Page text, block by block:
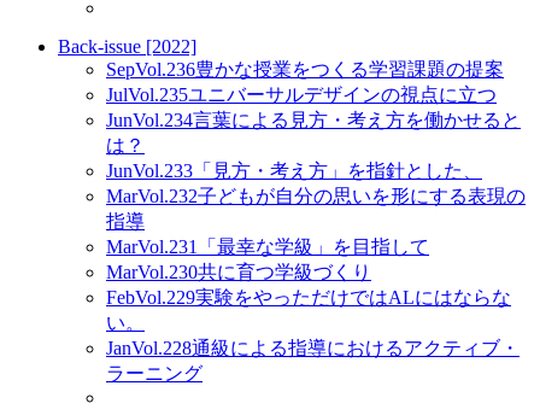
Back-issue [2022]
SepVol.236豊かな授業をつくる学習課題の提案
JulVol.235ユニバーサルデザインの視点に立つ
JunVol.234言葉による見方・考え方を働かせると
は？
JunVol.233 「見方・考え方」を指針とした、
MarVol.232子どもが自分の思いを形にする表現の
指導
MarVol.231
「最幸な学級」を目指して
MarVol.230共に育つ学級づくり
FebVol.229実験をやっただけではALにはならな
い。
JanVol.228通級による指導におけるアクティブ・
ラーニング